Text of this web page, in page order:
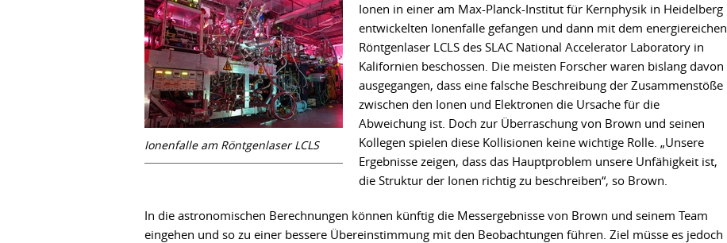
Ionenfalle am Röntgenlaser LCLS
Ionen in einer am Max-Planck-Institut für Kernphysik in Heidelberg
entwickelten Ionenfalle gefangen und dann mit dem energiereichen
Röntgenlaser LCLS des SLAC National Accelerator Laboratory in
Kalifornien beschossen. Die meisten Forscher waren bislang davon
ausgegangen, dass eine falsche Beschreibung der Zusammenstöße
zwischen den Ionen und Elektronen die Ursache für die
Abweichung ist. Doch zur Überraschung von Brown und seinen
Kollegen spielen diese Kollisionen keine wichtige Rolle. „Unsere
Ergebnisse zeigen, dass das Hauptproblem unsere Unfähigkeit ist,
die Struktur der Ionen richtig zu beschreiben“, so Brown.
In die astronomischen Berechnungen können künftig die Messergebnisse von Brown und seinem Team
eingehen und so zu einer bessere Übereinstimmung mit den Beobachtungen führen. Ziel müsse es jedoch